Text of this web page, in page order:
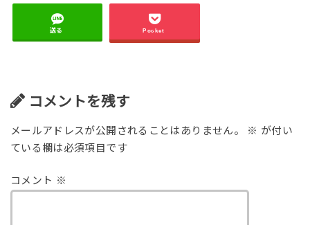
送る Pocket
コメントを残す
メールアドレスが公開されることはありません。 ※ が付い
ている欄は必須項目です
コメント ※